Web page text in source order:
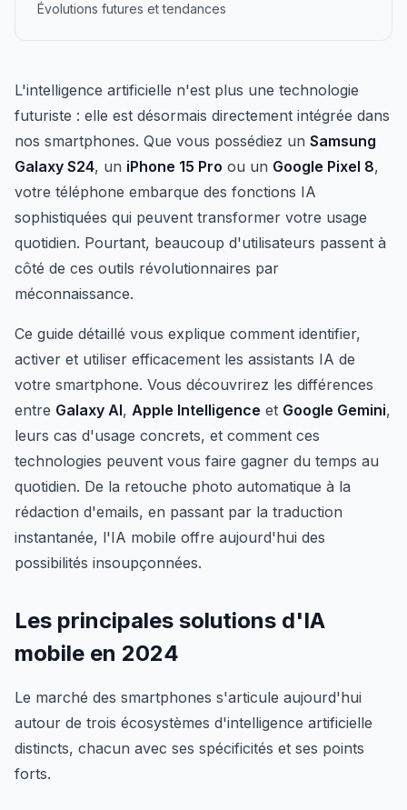
Évolutions futures et tendances
L'intelligence artificielle n'est plus une technologie
futuriste : elle est désormais directement intégrée dans
nos smartphones. Que vous possédiez un Samsung
Galaxy S24, un iPhone 15 Pro ou un Google Pixel 8,
votre téléphone embarque des fonctions IA
sophistiquées qui peuvent transformer votre usage
quotidien. Pourtant, beaucoup d'utilisateurs passent à
côté de ces outils révolutionnaires par
méconnaissance.
Ce guide détaillé vous explique comment identifier,
activer et utiliser efficacement les assistants IA de
votre smartphone. Vous découvrirez les différences
entre Galaxy AI, Apple Intelligence et Google Gemini,
leurs cas d'usage concrets, et comment ces
technologies peuvent vous faire gagner du temps au
quotidien. De la retouche photo automatique à la
rédaction d'emails, en passant par la traduction
instantanée, l'IA mobile offre aujourd'hui des
possibilités insoupçonnées.
Les principales solutions d'IA
mobile en 2024
Le marché des smartphones s'articule aujourd'hui
autour de trois écosystèmes d'intelligence artificielle
distincts, chacun avec ses spécificités et ses points
forts.